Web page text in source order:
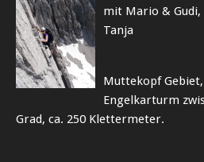
mit Mario &
Tanja
Muttekopf
Engelkarturm
Grad, ca. 250 Klettermeter.